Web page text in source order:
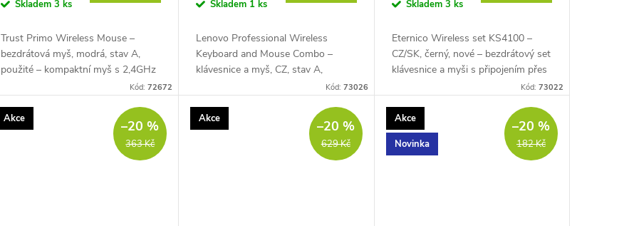
Skladem 3 ks
Trust Primo Wireless Mouse –
bezdrátová myš, modrá, stav A,
použité – kompaktní myš s 2,4GHz
DPI, 4 tlačítky včetně...
Kód:72672
Skladem 1 ks
Lenovo Professional Wireless
Keyboard and Mouse Combo –
klávesnice a myš, CZ, stav A,
použité – bezdrátový set s 2,4GHz
klávesnice s numerickým...
Kód: 73026
Skladem 3 ks
Eternico Wireless set KS4100 –
CZ/SK, černý, nové – bezdrátový set
klávesnice a myši s připojením přes
klávesami, tiché...
Kód: 73022
Akce
363 Kč
–20 % Akce
629 Kč
–20 %
Akce
Novinka
182 Kč
–20 %